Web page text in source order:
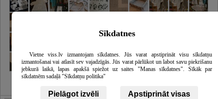
Sīkdatnes
Vietne viss.lv izmantojam sīkdatnes. Jūs varat apstiprināt visu sīkdatņu
izmantošanai vai atlasīt sev vajadzīgās. Jūs varat pārlūkot un labot savu piekrišanu
jebkurā laikā, lapas apakšā spiežot uz saites "Manas sīkdatnes". Sīkāk par
sīkdatnēm sadaļā "Sīkdatņu politika"
Pielāgot izvēli Apstiprināt visas